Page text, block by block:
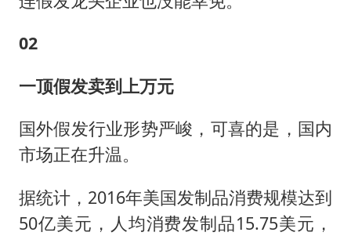
02
一顶假发卖到上万元
国外假发行业形势严峻，可喜的是，国内
市场正在升温。
据统计，2016年美国发制品消费规模达到
50亿美元，人均消费发制品15.75美元，